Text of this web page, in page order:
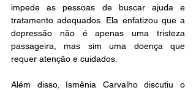
impede as pessoas de buscar ajuda e
tratamento adequados. Ela enfatizou que a
depressão não é apenas uma tristeza
passageira, mas sim uma doença que
requer atenção e cuidados.
Além disso, Ismênia Carvalho discutiu o